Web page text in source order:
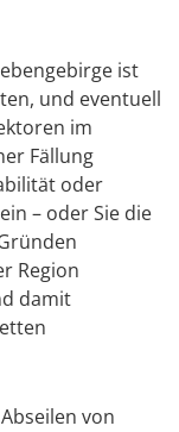
ist
und eventuell
im
Fällung
oder
– oder Sie die
Region
damit
von